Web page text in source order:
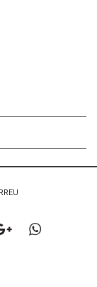
Compartir